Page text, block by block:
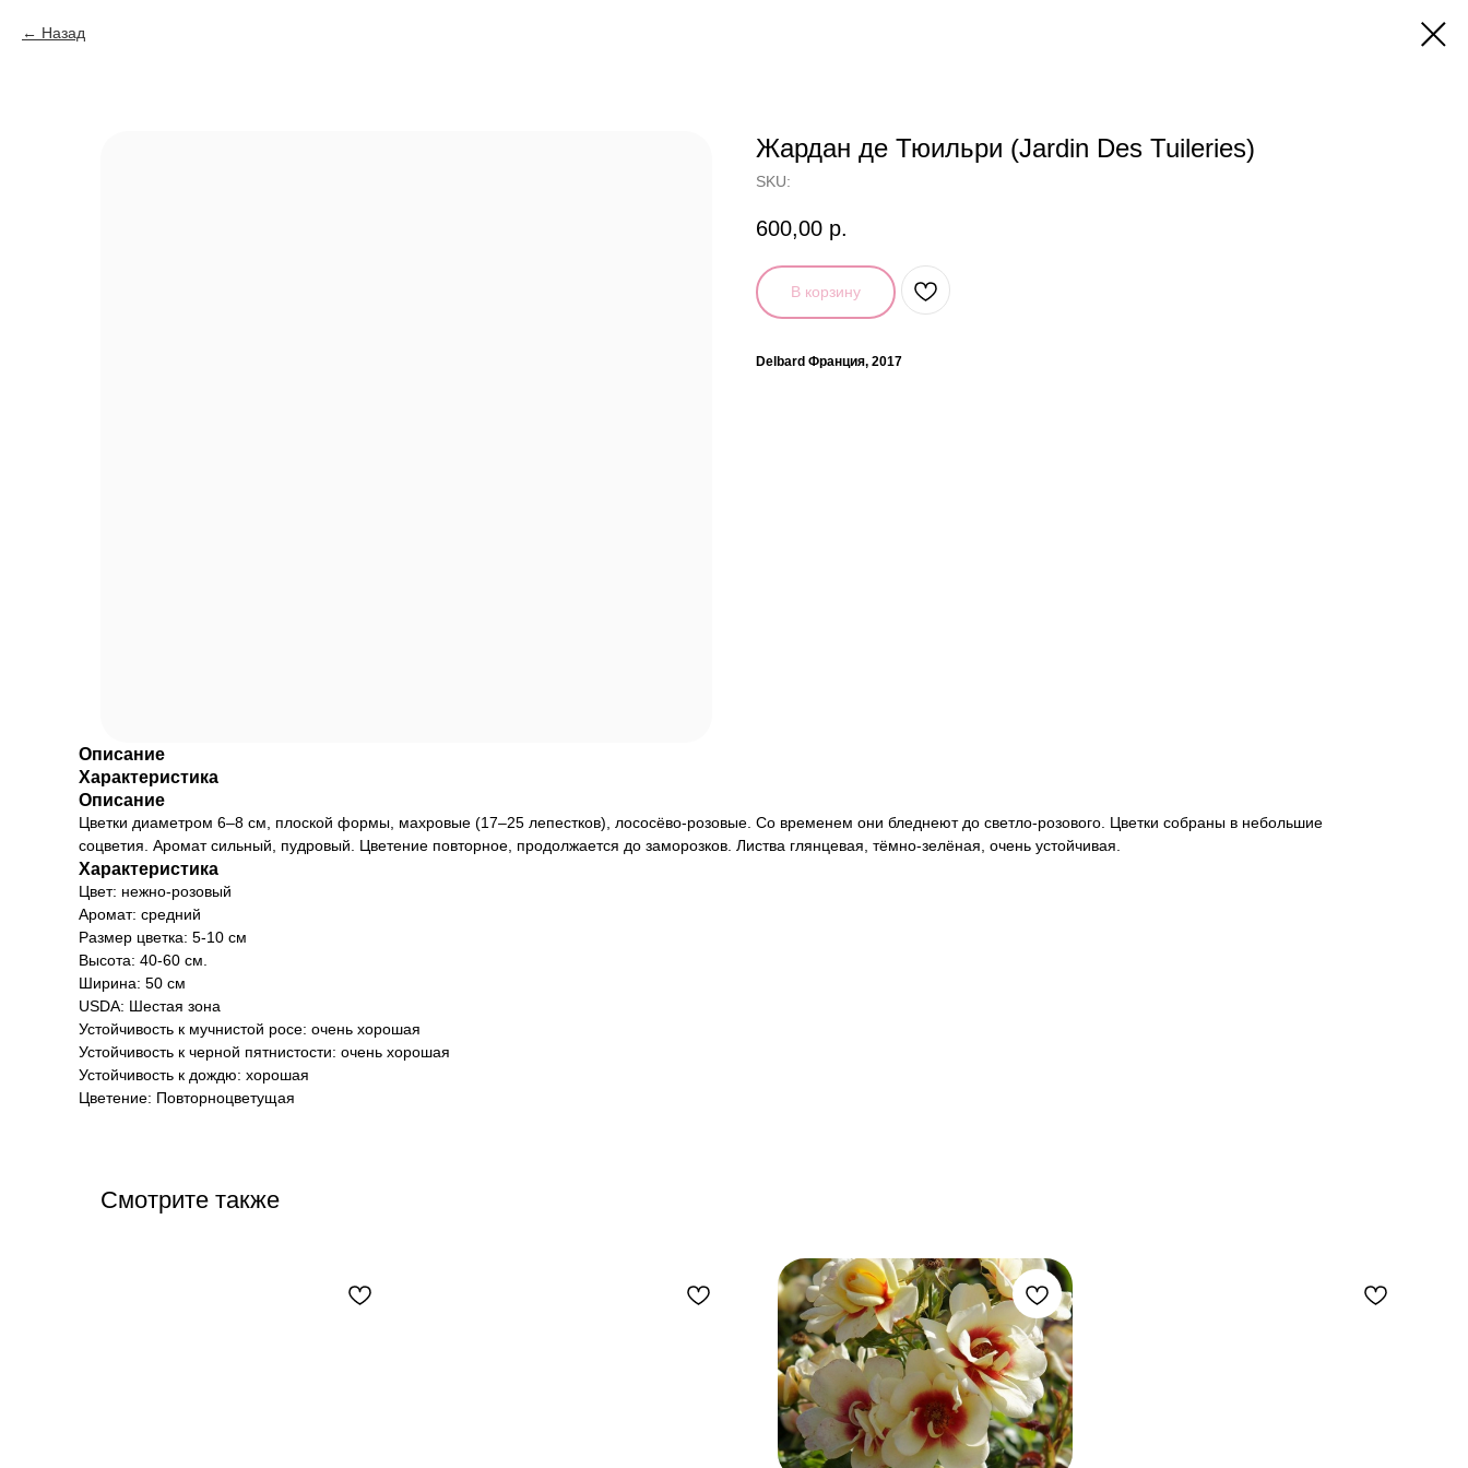
Назад
Жардан де Тюильри (Jardin Des Tuileries)
SKU:
600,00 р.
В корзину
Delbard Франция, 2017
Описание
Характеристика
Описание
Цветки диаметром 6–8 см, плоской формы, махровые (17–25 лепестков), лососёво-розовые. Со временем они бледнеют до светло-розового. Цветки собраны в небольшие
соцветия. Аромат сильный, пудровый. Цветение повторное, продолжается до заморозков. Листва глянцевая, тёмно-зелёная, очень устойчивая.
Характеристика
Цвет: нежно-розовый
Аромат: средний
Размер цветка: 5-10 см
Высота: 40-60 см.
Ширина: 50 см
USDA: Шестая зона
Устойчивость к мучнистой росе: очень хорошая
Устойчивость к черной пятнистости: очень хорошая
Устойчивость к дождю: хорошая
Цветение: Повторноцветущая
Смотрите также